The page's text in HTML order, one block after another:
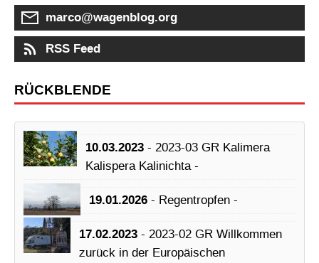
marco@wagenblog.org
RSS Feed
RÜCKBLENDE
10.03.2023 - 2023-03 GR Kalimera
Kalispera Kalinichta -
19.01.2026 - Regentropfen -
17.02.2023 - 2023-02 GR Willkommen
zurück in der Europäischen